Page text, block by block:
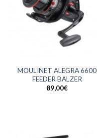
MOULINET ALEGRA 6600
FEEDER BALZER
89,00€